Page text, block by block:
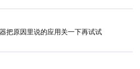
把原因里说的应用关一下再试试